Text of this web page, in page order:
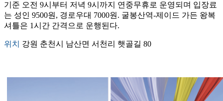
기준 오전 9시부터 저녁 9시까지 연중무휴로 운영되며 입장료
는 성인 9500원, 경로우대 7000원. 굴봉산역-제이드 가든 왕복
셔틀은 1시간 간격으로 운행된다.
위치 강원 춘천시 남산면 서천리 햇골길 80